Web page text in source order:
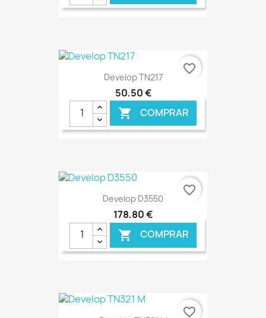
€ ONLINE
Develop TN217
50,50 €
 COMPRAR
€ ONLINE
favorite_border
Develop D3550
178,80 €
 COMPRAR
€ ONLINE
favorite_border
favorite_border